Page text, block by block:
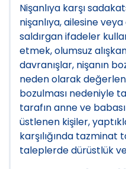
Nişanlıya karşı
nişanlıya, ailesine
saldırgan ifadeler
etmek, olumsuz
davranışlar, nişanın
neden olarak
bozulması nedeniyle
tarafın anne ve
üstlenen kişiler,
karşılığında
taleplerde dürüstlük